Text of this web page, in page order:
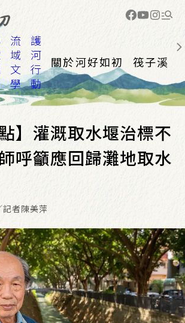
流
域
文
學
護
河
行
動
關於河好如初 筏子溪
點】灌溉取水堰治標不
呼籲應回歸灘地取水
記者陳美萍